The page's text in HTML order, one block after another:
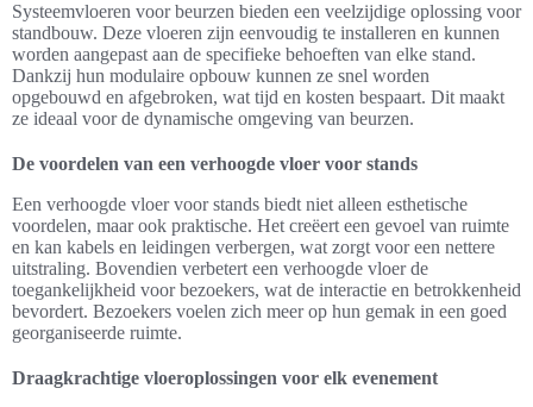
Systeemvloeren voor beurzen bieden een veelzijdige oplossing voor
standbouw. Deze vloeren zijn eenvoudig te installeren en kunnen
worden aangepast aan de specifieke behoeften van elke stand.
Dankzij hun modulaire opbouw kunnen ze snel worden
opgebouwd en afgebroken, wat tijd en kosten bespaart. Dit maakt
ze ideaal voor de dynamische omgeving van beurzen.
De voordelen van een verhoogde vloer voor stands
Een verhoogde vloer voor stands biedt niet alleen esthetische
voordelen, maar ook praktische. Het creëert een gevoel van ruimte
en kan kabels en leidingen verbergen, wat zorgt voor een nettere
uitstraling. Bovendien verbetert een verhoogde vloer de
toegankelijkheid voor bezoekers, wat de interactie en betrokkenheid
bevordert. Bezoekers voelen zich meer op hun gemak in een goed
georganiseerde ruimte.
Draagkrachtige vloeroplossingen voor elk evenement